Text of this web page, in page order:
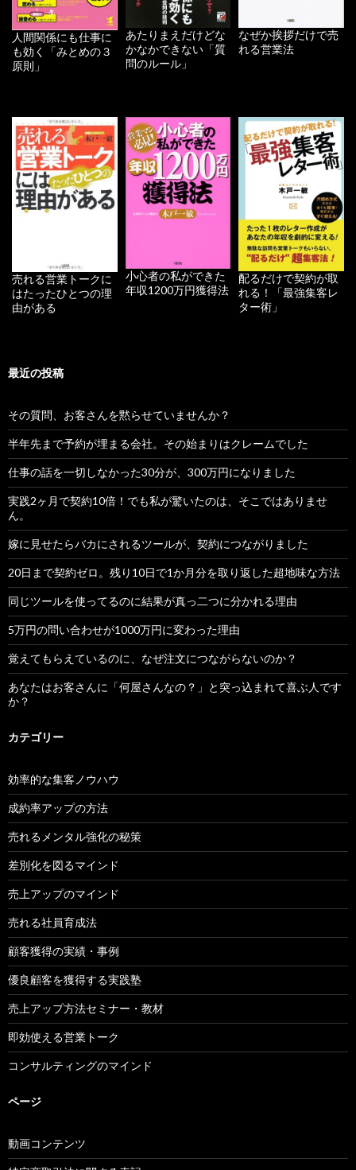
人間関係にも仕事に
も効く「みとめの３
原則」
あたりまえだけどな
かなかできない「質
問のルール」
なぜか挨拶だけで売
れる営業法
売れる営業トークに
はたったひとつの理
由がある
小心者の私ができた
年収1200万円獲得法
配るだけで契約が取
れる！「最強集客レ
ター術」
最近の投稿
その質問、お客さんを黙らせていませんか？
半年先まで予約が埋まる会社。その始まりはクレームでした
仕事の話を一切しなかった30分が、300万円になりました
実践2ヶ月で契約10倍！でも私が驚いたのは、そこではありませ
ん。
嫁に見せたらバカにされるツールが、契約につながりました
20日まで契約ゼロ。残り10日で1か月分を取り返した超地味な方法
同じツールを使ってるのに結果が真っ二つに分かれる理由
5万円の問い合わせが1000万円に変わった理由
覚えてもらえているのに、なぜ注文につながらないのか？
あなたはお客さんに「何屋さんなの？」と突っ込まれて喜ぶ人です
か？
カテゴリー
効率的な集客ノウハウ
成約率アップの方法
売れるメンタル強化の秘策
差別化を図るマインド
売上アップのマインド
売れる社員育成法
顧客獲得の実績・事例
優良顧客を獲得する実践塾
売上アップ方法セミナー・教材
即効使える営業トーク
コンサルティングのマインド
ページ
動画コンテンツ